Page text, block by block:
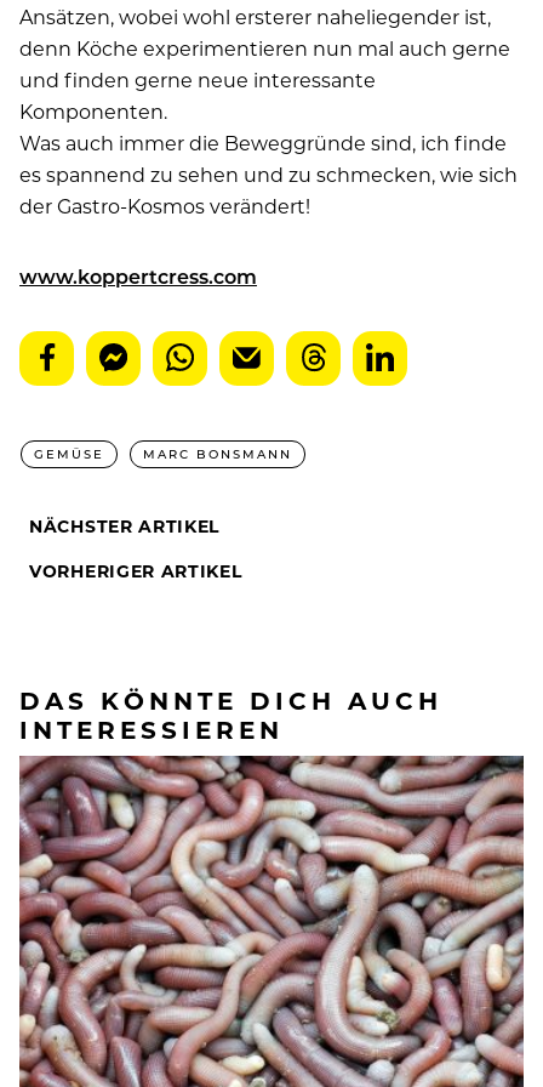
Ansätzen, wobei wohl ersterer naheliegender ist,
denn Köche experimentieren nun mal auch gerne
und finden gerne neue interessante
Komponenten.
Was auch immer die Beweggründe sind, ich finde
es spannend zu sehen und zu schmecken, wie sich
der Gastro-Kosmos verändert!
www.koppertcress.com
GEMÜSE MARC BONSMANN
NÄCHSTER ARTIKEL
VORHERIGER ARTIKEL
DAS KÖNNTE DICH AUCH
INTERESSIEREN